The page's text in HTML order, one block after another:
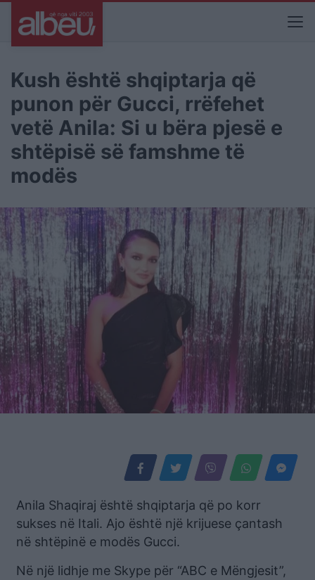
Kush është shqiptarja që
punon për Gucci, rrëfehet
vetë Anila: Si u bëra pjesë e
shtëpisë së famshme të
modës
Anila Shaqiraj është shqiptarja që po korr
sukses në Itali. Ajo është një krijuese çantash
në shtëpinë e modës Gucci.
Në një lidhje me Skype për “ABC e Mëngjesit”,